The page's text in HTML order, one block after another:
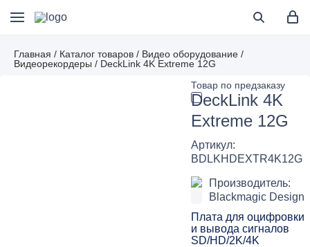
Главная / Каталог товаров / Видео оборудование /
Видеорекордеры / DeckLink 4K Extreme 12G
Товар по предзаказу
DeckLink 4K
Extreme 12G
Артикул:
BDLKHDEXTR4K12G
Производитель:
Blackmagic Design
Плата для оцифровки
и вывода сигналов
SD/HD/2K/4K